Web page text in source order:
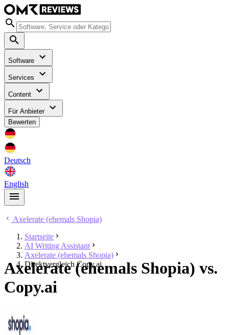
Software
Services
Content
Für Anbieter
Bewerten
Deutsch
English
Axelerate (ehemals Shopia)
Startseite
AI Writing Assistant
Axelerate (ehemals Shopia)
Direktvergleich Copy.ai
Axelerate (ehemals Shopia) vs.
Copy.ai